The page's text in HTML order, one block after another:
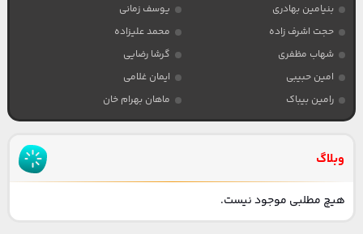
بنیامین بهادری
یوسف زمانی
حجت اشرف زاده
محمد علیزاده
شهاب مظفری
گرشا رضایی
امین حبیبی
ایمان غلامی
رامین بیباک
ماهان بهرام خان
وبلاگ
هیچ مطلبی موجود نیست.